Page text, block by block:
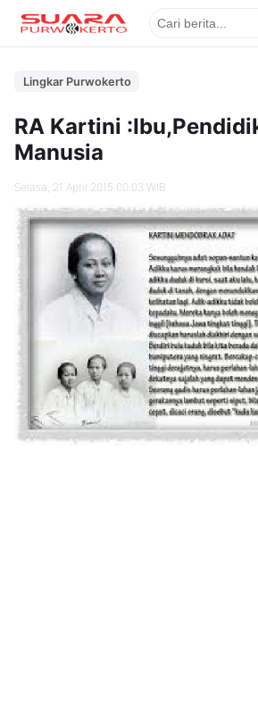
Lingkar Purwokerto
RA Kartini
Manusia
Selasa, 21 April 2015 00.03 WIB